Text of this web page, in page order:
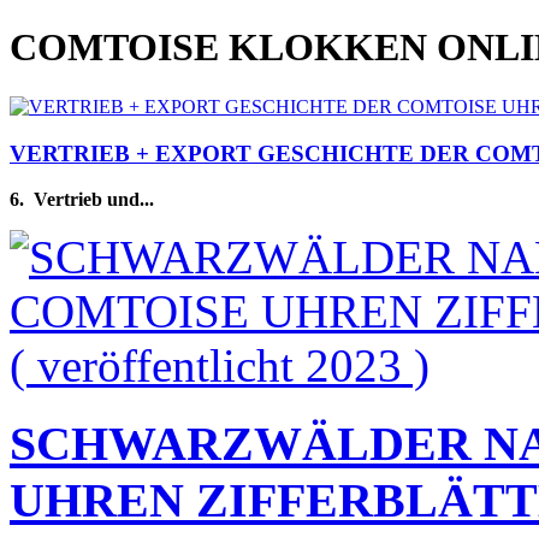
COMTOISE KLOKKEN
VERTRIEB + EXPORT GESCHICHTE DER
6. Vertrieb und...
SCHWARZWÄLDER
UHREN